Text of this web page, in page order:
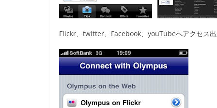
Flickr、twitter、Facebook、youTubeへアクセス出